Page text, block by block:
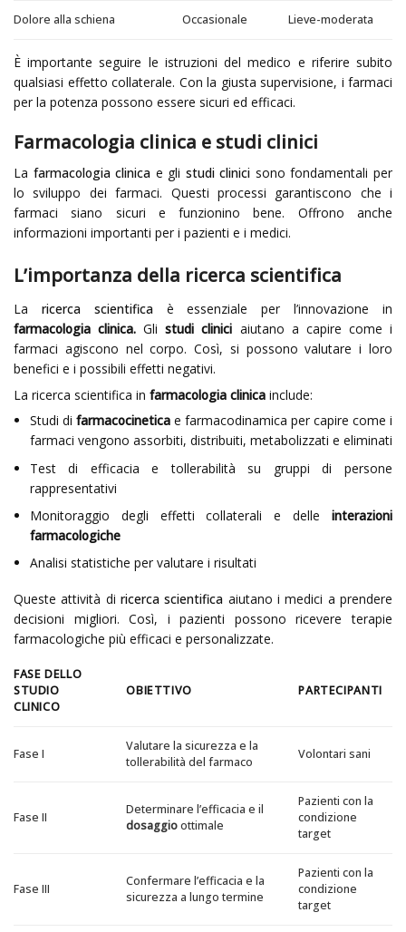
Dolore alla schiena Occasionale Lieve-moderata
È importante seguire le istruzioni del medico e riferire subito
qualsiasi effetto collaterale. Con la giusta supervisione, i farmaci
per la potenza possono essere sicuri ed efficaci.
Farmacologia clinica e studi clinici
La farmacologia clinica e gli studi clinici sono fondamentali per
lo sviluppo dei farmaci. Questi processi garantiscono che i
farmaci siano sicuri e funzionino bene. Offrono anche
informazioni importanti per i pazienti e i medici.
L’importanza della ricerca scientifica
La ricerca scientifica è essenziale per l’innovazione in
farmacologia clinica. Glistudi clinici aiutano a capire come i
farmaci agiscono nel corpo. Così, si possono valutare i loro
benefici e i possibili effetti negativi.
La ricerca scientifica in farmacologia clinica include:
Studi di farmacocineticae farmacodinamica per capire come i
farmaci vengono assorbiti, distribuiti, metabolizzati e eliminati
Test di efficacia e tollerabilità su gruppi di persone
rappresentativi
Monitoraggio degli effetti collaterali e delle interazioni
farmacologiche
Analisi statistiche per valutare i risultati
Queste attività di ricerca scientifica aiutano i medici a prendere
decisioni migliori. Così, i pazienti possono ricevere terapie
farmacologiche più efficaci e personalizzate.
FASE DELLO
STUDIO
CLINICO
OBIETTIVO PARTECIPANTI
Fase I
Valutare la sicurezza e la
tollerabilità del farmaco
Volontari sani
Fase II
Determinare l’efficacia e il
dosaggioottimale
Pazienti con la
condizione
target
Fase III
Confermare l’efficacia e la
sicurezza a lungo termine
Pazienti con la
condizione
target